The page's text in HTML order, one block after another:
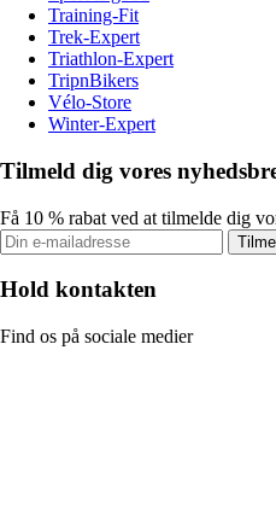
Training-Fit
Trek-Expert
Triathlon-Expert
TripnBikers
Vélo-Store
Winter-Expert
Tilmeld dig vores
Få 10 % rabat ved at tilmelde dig
Hold kontakten
Find os på sociale medier